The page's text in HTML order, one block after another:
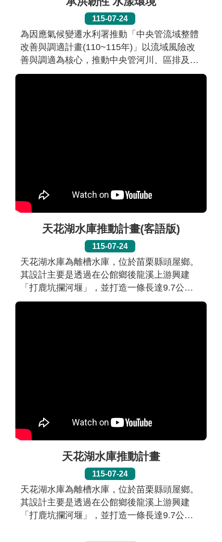
115-07-24
為因應氣候變遷水利署推動「中央管流域整體
改善與調適計畫(110~115年)」以流域風險改
善與調適為核心，推動中央管河川、區排及一
般性海堤整體改善與調適作為，提高因應氣候
天花湖水庫推動計畫(客語版)
115-07-24
天花湖水庫為離槽水庫，位於苗栗縣頭屋鄉。
其設計主要是透過在公館鄉後龍溪上游興建
「打鹿坑攔河堰」，並打造一條長達9.7公里
的引水隧道將溪水引入蓄存，有效容量約
天花湖水庫推動計畫
115-07-24
天花湖水庫為離槽水庫，位於苗栗縣頭屋鄉。
其設計主要是透過在公館鄉後龍溪上游興建
「打鹿坑攔河堰」，並打造一條長達9.7公里